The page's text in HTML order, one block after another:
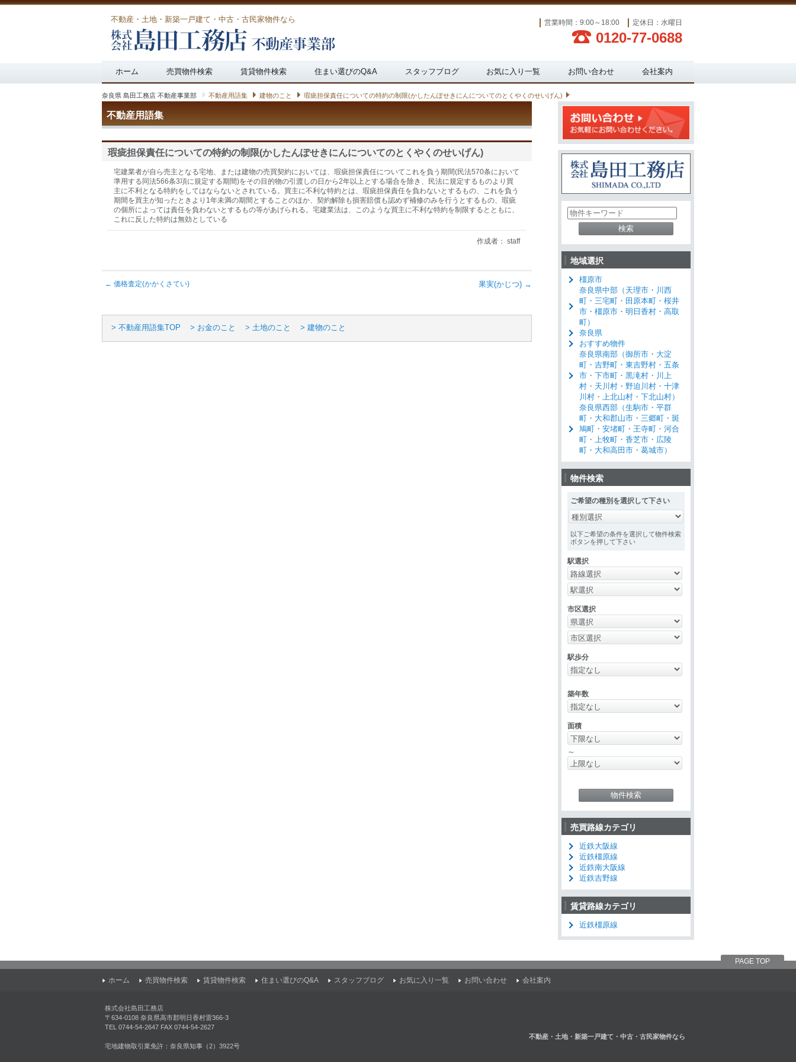
不動産・土地・新築一戸建て・中古・古民家物件なら 営業時間：9:00～18:00 定休日：水曜日
0120-77-0688
ホーム 売買物件検索 賃貸物件検索 住まい選びのQ&A スタッフブログ お気に入り一覧 お問い合わせ 会社案内
奈良県 島田工務店 不動産事業部 不動産用語集 建物のこと 瑕疵担保責任についての特約の制限(かしたんぽせきにんについてのとくやくのせいげん)
不動産用語集
瑕疵担保責任についての特約の制限(かしたんぽせきにんについてのとくやくのせいげん)
宅建業者が自ら売主となる宅地、または建物の売買契約においては、瑕疵担保責任についてこれを負う期間(民法570条において
準用する同法566条3項に規定する期間)をその目的物の引渡しの日から2年以上とする場合を除き、民法に規定するものより買
主に不利となる特約をしてはならないとされている。買主に不利な特約とは、瑕疵担保責任を負わないとするもの、これを負う
期間を買主が知ったときより1年未満の期間とすることのほか、契約解除も損害賠償も認めず補修のみを行うとするもの、瑕疵
の個所によっては責任を負わないとするもの等があげられる。宅建業法は、このような買主に不利な特約を制限するとともに、
これに反した特約は無効としている
作成者： staff
← 価格査定(かかくさてい) 果実(かじつ) →
> 不動産用語集TOP > お金のこと > 土地のこと > 建物のこと
物
件
(キ
ー
ー
地域選択
橿原市
奈良県中部（天理市・川西
町・三宅町・田原本町・桜井
市・橿原市・明日香村・高取
町）
奈良県
おすすめ物件
奈良県南部（御所市・大淀
町・吉野町・東吉野村・五条
市・下市町・黒滝村・川上
村・天川村・野迫川村・十津
川村・上北山村・下北山村）
奈良県西部（生駒市・平群
町・大和郡山市・三郷町・斑
鳩町・安堵町・王寺町・河合
町・上牧町・香芝市・広陵
町・大和高田市・葛城市）
物件検索
ご希望の種別を選択して下さい
以下ご希望の条件を選択して物件検索
ボタンを押して下さい
駅選択
市区選択
駅歩分
築年数
面積
～
売買路線カテゴリ
近鉄大阪線
近鉄橿原線
近鉄南大阪線
近鉄吉野線
賃貸路線カテゴリ
近鉄橿原線
PAGE TOP
ホーム 売買物件検索 賃貸物件検索 住まい選びのQ&A スタッフブログ お気に入り一覧 お問い合わせ 会社案内
株式会社島田工務店
〒634-0108 奈良県高市郡明日香村雷366-3
TEL 0744-54-2647 FAX 0744-54-2627
不動産・土地・新築一戸建て・中古・古民家物件なら
宅地建物取引業免許：奈良県知事（2）3922号